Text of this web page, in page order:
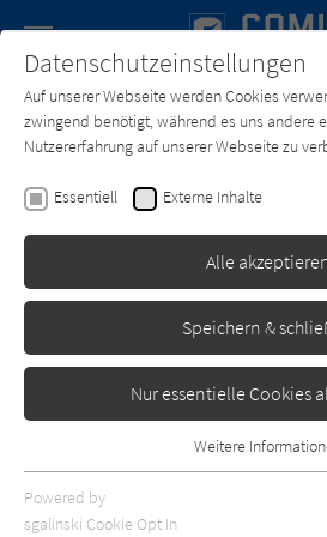
SUCHE Forum
Text: Nicolas Jarry Zeichner:
Die Saga der
Ararun und der
Splitter
Datenschutzeinstellungen
Auf unserer Webseite werden Cookies
zwingend benötigt, während es uns andere
Nutzererfahrung auf unserer Webseite zu
Essentiell Externe Inhalte
Alle
Speichern &
Nur essentielle Cookies
Essentielle Cookies werden für
Webseite benötigt. Dadurch ist
Weitere
Powered by
sgalinski Cookie Opt In